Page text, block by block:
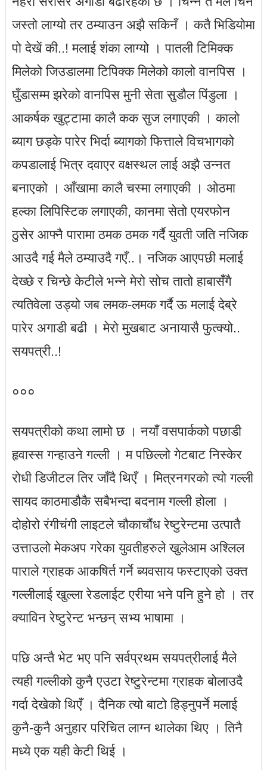
जस्तो लाग्यो तर ठम्याउन अझै सकिनँ । कतै भिडियोमा
पो देखें की..! मलाई शंका लाग्यो । पातली टिमिक्क
मिलेको जिउडालमा टिपिक्क मिलेको कालो वानपिस ।
घुँडासम्म झरेको वानपिस मुनी सेता सुडौल पिंडुला ।
आकर्षक खुट्टामा कालै कक सुज लगाएकी । कालो
ब्याग छड्के पारेर भिर्दा ब्यागको फित्ताले विचभागको
कपडालाई भित्र दवाएर वक्षस्थल लाई अझै उन्नत
बनाएको । आँखामा कालै चस्मा लगाएकी । ओठमा
हल्का लिपिस्टिक लगाएकी, कानमा सेतो एयरफोन
ठुसेर आफ्नै पारामा ठमक ठमक गर्दै युवती जति नजिक
आउदै गई मैले ठम्याउदै गएँ..। नजिक आएपछी मलाई
देख्छे र चिन्छे केटीले भन्ने मेरो सोच तातो हाबासँगै
त्यतिवेला उड्यो जब लमक-लमक गर्दै ऊ मलाई देब्रे
पारेर अगाडी बढी । मेरो मुखबाट अनायासै फुत्क्यो..
सयपत्री..!
०००
सयपत्रीको कथा लामो छ । नयाँ वसपार्कको पछाडी
हृवास्स गन्हाउने गल्ली । म पछिल्लो गेटबाट निस्केर
रोधी डिजीटल तिर जाँदै थिएँ । मित्रनगरको त्यो गल्ली
सायद काठमाडौकै सबैभन्दा बदनाम गल्ली होला ।
दोहोरो रंगीचंगी लाइटले चौकाचौंध रेष्टुरेन्टमा उत्पातै
उत्ताउलो मेकअप गरेका युवतीहरुले खुलेआम अश्लिल
पाराले ग्राहक आकषिर्त गर्ने ब्यवसाय फस्टाएको उक्त
गल्लीलाई खुल्ला रेडलाईट एरीया भने पनि हुने हो । तर
क्याविन रेष्टुरेन्ट भन्छन् सभ्य भाषामा ।
पछि अन्तै भेट भए पनि सर्वप्रथम सयपत्रीलाई मैले
त्यही गल्लीको कुनै एउटा रेष्टुरेन्टमा ग्राहक बोलाउदै
गर्दा देखेको थिएँ । दैनिक त्यो बाटो हिड्नुपर्ने मलाई
कुनै-कुनै अनुहार परिचित लाग्न थालेका थिए । तिनै
मध्ये एक यही केटी थिई ।